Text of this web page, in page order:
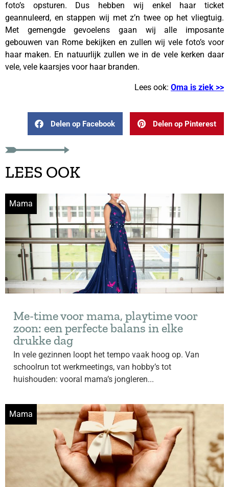
foto’s opsturen. Dus hebben wij enkel haar ticket
geannuleerd, en stappen wij met z’n twee op het vliegtuig.
Met gemengde gevoelens gaan wij alle imposante
gebouwen van Rome bekijken en zullen wij vele foto’s voor
haar maken. En natuurlijk zullen we in de vele kerken daar
vele, vele kaarsjes voor haar branden.
Lees ook: Oma is ziek >>
Delen op Facebook Delen op Pinterest
LEES OOK
Mama
Me-time voor mama, playtime voor
zoon: een perfecte balans in elke
drukke dag
In vele gezinnen loopt het tempo vaak hoog op. Van
schoolrun tot werkmeetings, van hobby’s tot
huishouden: vooral mama’s jongleren...
Mama